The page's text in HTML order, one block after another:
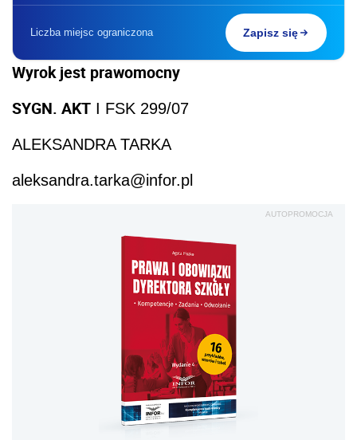
Liczba miejsc ograniczona Zapisz się
Wyrok jest prawomocny
SYGN. AKT I FSK 299/07
ALEKSANDRA TARKA
aleksandra.tarka@infor.pl
AUTOPROMOCJA